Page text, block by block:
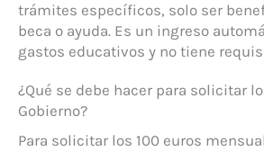
trámites específicos, solo ser
beca o ayuda. Es un ingreso
gastos educativos y no tiene
¿Qué se debe hacer para solicitar
Gobierno?
Para solicitar los 100 euros